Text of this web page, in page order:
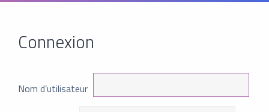
Connexion
Nom d’utilisateur